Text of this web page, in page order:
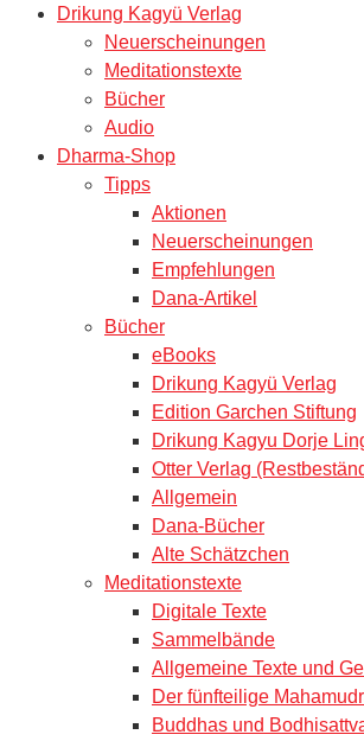
Drikung Kagyü Verlag
Neuerscheinungen
Meditationstexte
Bücher
Audio
Dharma-Shop
Tipps
Aktionen
Neuerscheinungen
Empfehlungen
Dana-Artikel
Bücher
eBooks
Drikung Kagyü Verlag
Edition Garchen Stiftung
Drikung Kagyu Dorje
Otter Verlag
Allgemein
Dana-Bücher
Alte Schätzchen
Meditationstexte
Digitale Texte
Sammelbände
Allgemeine Texte und
Der fünfteilige
Buddhas und